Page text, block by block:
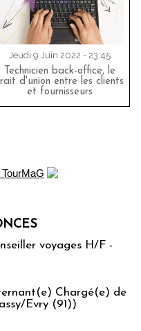
Jeudi 9 Juin 2022 - 23:45
Technicien back-office, le
d'union entre les clients
et fournisseurs
voyages H/F -
Chargé(e) de
Evry (91))